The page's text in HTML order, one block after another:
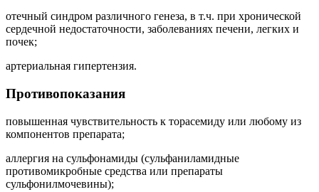
отечный синдром различного генеза, в т.ч. при хронической
сердечной недостаточности, заболеваниях печени, легких и
почек;
артериальная гипертензия.
Противопоказания
повышенная чувствительность к торасемиду или любому из
компонентов препарата;
аллергия на сульфонамиды (сульфаниламидные
противомикробные средства или препараты
сульфонилмочевины);